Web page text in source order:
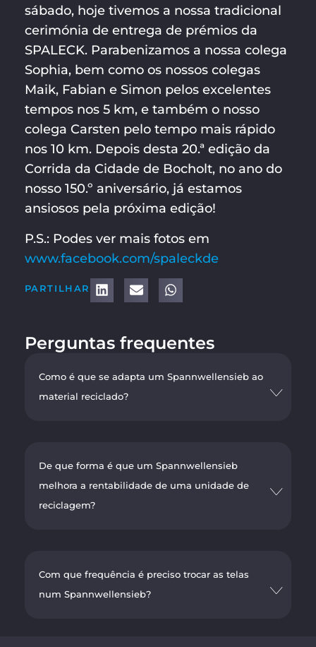
sábado, hoje tivemos a nossa tradicional
cerimónia de entrega de prémios da
SPALECK. Parabenizamos a nossa colega
Sophia, bem como os nossos colegas
Maik, Fabian e Simon pelos excelentes
tempos nos 5 km, e também o nosso
colega Carsten pelo tempo mais rápido
nos 10 km. Depois desta 20.ª edição da
Corrida da Cidade de Bocholt, no ano do
nosso 150.º aniversário, já estamos
ansiosos pela próxima edição!
P.S.: Podes ver mais fotos em
www.facebook.com/spaleckde
PARTILHAR
Perguntas frequentes
Como é que se adapta um Spannwellensieb ao
material reciclado?
De que forma é que um Spannwellensieb
melhora a rentabilidade de uma unidade de
reciclagem?
Com que frequência é preciso trocar as telas
num Spannwellensieb?